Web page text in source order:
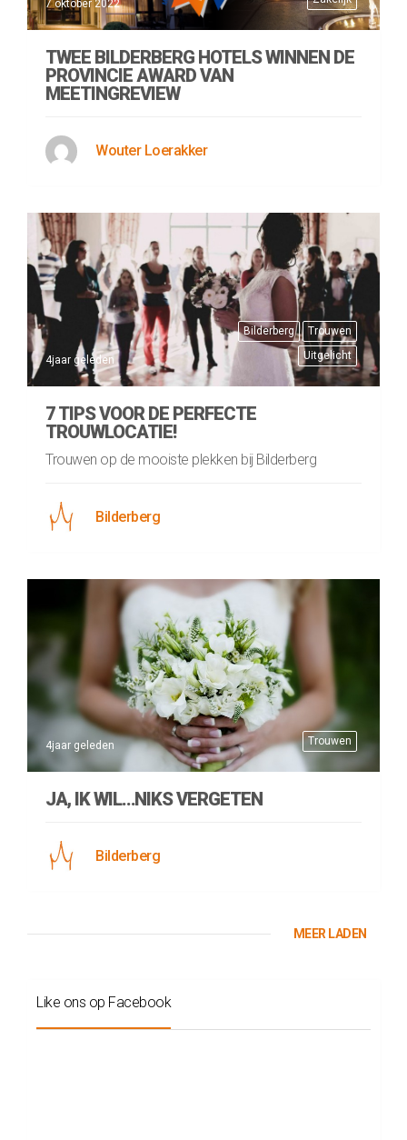
7 oktober 2022
TWEE BILDERBERG HOTELS WINNEN DE
PROVINCIE AWARD VAN
MEETINGREVIEW
Wouter Loerakker
Bilderberg
Trouwen
Uitgelicht
4jaar geleden
7 TIPS VOOR DE PERFECTE
TROUWLOCATIE!
Trouwen op de mooiste plekken bij Bilderberg
Bilderberg
Trouwen
4jaar geleden
JA, IK WIL…NIKS VERGETEN
Bilderberg
MEER LADEN
Like ons op Facebook